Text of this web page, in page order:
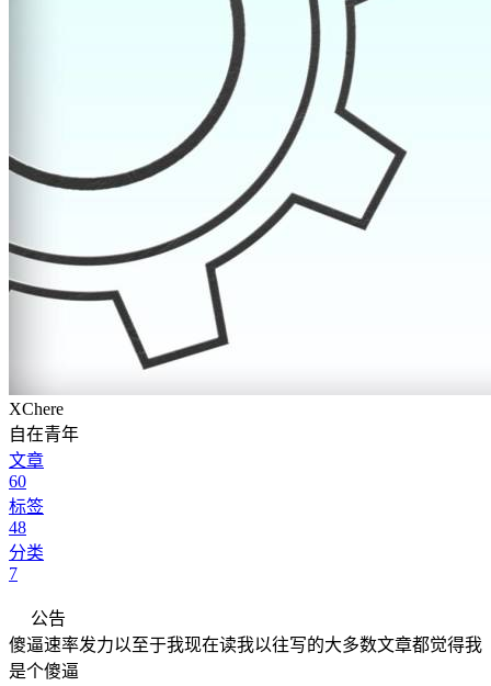
XChere
自在青年
文章
60
标签
48
分类
7
公告
傻逼速率发力以至于我现在读我以往写的大多数文章都觉得我
是个傻逼